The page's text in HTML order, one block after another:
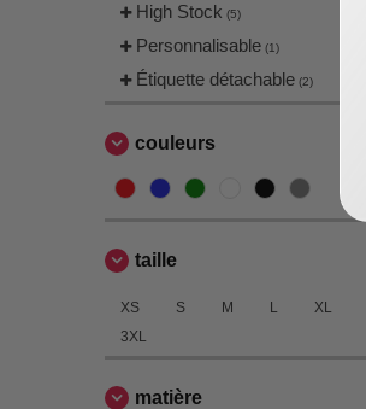
High Stock (5)
Personnalisable (1)
Étiquette détachable (2)
couleurs
taille
XS S M L XL
3XL
matière